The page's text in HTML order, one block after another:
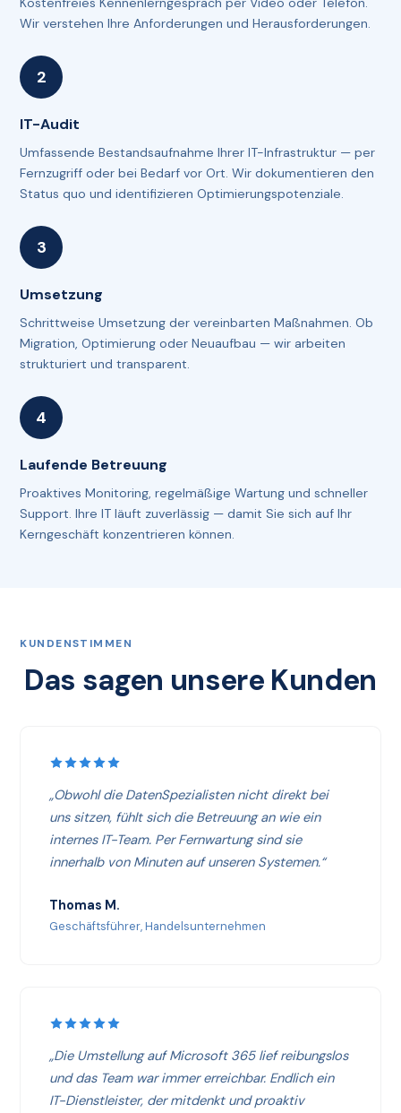
Wir verstehen Ihre Anforderungen und Herausforderungen.
IT-Audit
Umfassende Bestandsaufnahme Ihrer IT-Infrastruktur — per
Fernzugriff oder bei Bedarf vor Ort. Wir dokumentieren den
Status quo und identifizieren Optimierungspotenziale.
Umsetzung
Schrittweise Umsetzung der vereinbarten Maßnahmen. Ob
Migration, Optimierung oder Neuaufbau — wir arbeiten
strukturiert und transparent.
Laufende Betreuung
Proaktives Monitoring, regelmäßige Wartung und schneller
Support. Ihre IT läuft zuverlässig — damit Sie sich auf Ihr
Kerngeschäft konzentrieren können.
KUNDENSTIMMEN
Das sagen unsere Kunden
„Obwohl die DatenSpezialisten nicht direkt bei
uns sitzen, fühlt sich die Betreuung an wie ein
internes IT-Team. Per Fernwartung sind sie
innerhalb von Minuten auf unseren Systemen.“
Thomas M.
Geschäftsführer, Handelsunternehmen
„Die Umstellung auf Microsoft 365 lief reibungslos
und das Team war immer erreichbar. Endlich ein
IT-Dienstleister, der mitdenkt und proaktiv